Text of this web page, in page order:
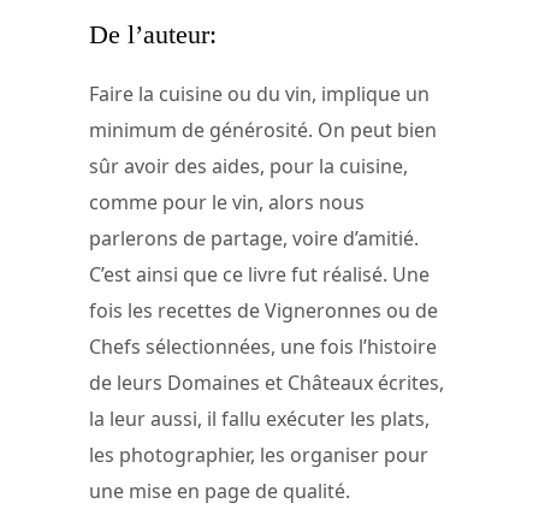
De l’auteur:
Faire la cuisine ou du vin, implique un
minimum de générosité. On peut bien
sûr avoir des aides, pour la cuisine,
comme pour le vin, alors nous
parlerons de partage, voire d’amitié.
C’est ainsi que ce livre fut réalisé. Une
fois les recettes de Vigneronnes ou de
Chefs sélectionnées, une fois l’histoire
de leurs Domaines et Châteaux écrites,
la leur aussi, il fallu exécuter les plats,
les photographier, les organiser pour
une mise en page de qualité.